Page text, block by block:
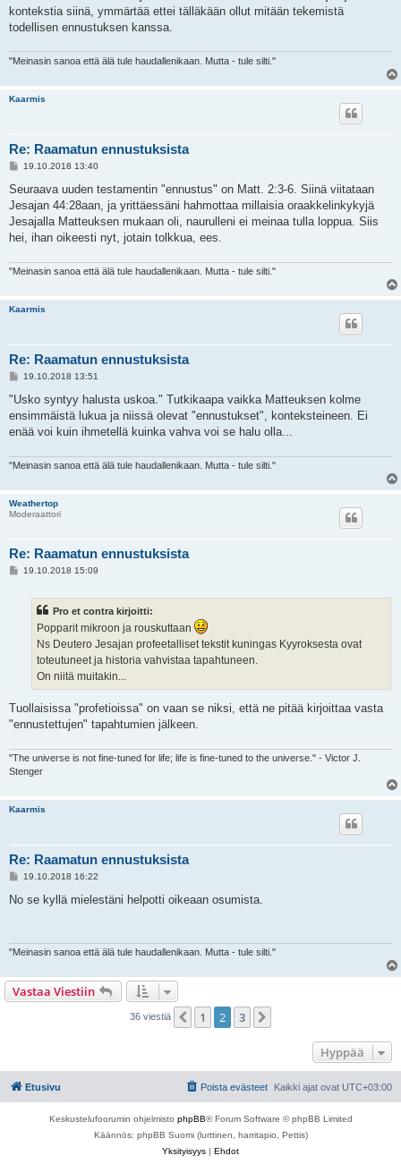
kontekstia siinä, ymmärtää ettei tälläkään ollut mitään tekemistä
todellisen ennustuksen kanssa.
"Meinasin sanoa että älä tule haudallenikaan. Mutta - tule silti."
Kaarmis
Re: Raamatun ennustuksista
V
e
t
i
19.10.2018 13:40
Seuraava uuden testamentin "ennustus" on Matt. 2:3-6. Siinä viitataan
Jesajan 44:28aan, ja yrittäessäni hahmottaa millaisia oraakkelinkykyjä
Jesajalla Matteuksen mukaan oli, naurulleni ei meinaa tulla loppua. Siis
hei, ihan oikeesti nyt, jotain tolkkua, ees.
"Meinasin sanoa että älä tule haudallenikaan. Mutta - tule silti."
Kaarmis
Re: Raamatun ennustuksista
V
e
t
i
19.10.2018 13:51
"Usko syntyy halusta uskoa." Tutkikaapa vaikka Matteuksen kolme
ensimmäistä lukua ja niissä olevat "ennustukset", konteksteineen. Ei
enää voi kuin ihmetellä kuinka vahva voi se halu olla...
"Meinasin sanoa että älä tule haudallenikaan. Mutta - tule silti."
Weathertop
Moderaattori
Re: Raamatun ennustuksista
V19.10.2018 15:09
Pro et contra kirjoitti:
Popparit mikroon ja rouskuttaan
Ns Deutero Jesajan profeetalliset tekstit kuningas Kyyroksesta ovat
toteutuneet ja historia vahvistaa tapahtuneen.
On niitä muitakin...
Tuollaisissa "profetioissa" on vaan se niksi, että ne pitää kirjoittaa vasta
"ennustettujen" tapahtumien jälkeen.
"The universe is not fine-tuned for life; life is fine-tuned to the universe." - Victor J.
Stenger
Kaarmis
Re: Raamatun ennustuksista
V
e
19.10.2018 16:22
No se kyllä mielestäni helpotti oikeaan osumista.
"Meinasin sanoa että älä tule haudallenikaan. Mutta - tule silti."
Vastaa Viestiin
36 viestiä Edellinen
1 2 3
Hyppää
Etusivu Kaikki ajat ovat UTC+03:00
Poista evästeet
Keskustelufoorumin ohjelmisto phpBB® Forum Software © phpBB Limited
Käännös: phpBB Suomi (lurttinen, harritapio, Pettis)
Yksityisyys | Ehdot